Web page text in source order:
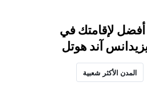
أفضل لإقامتك في
آند هوتل
المدن الأكثر شعبية